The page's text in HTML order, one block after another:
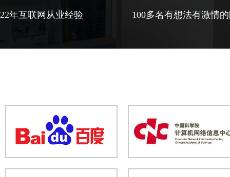
22年互联网从业经验 100多名有想法有激情